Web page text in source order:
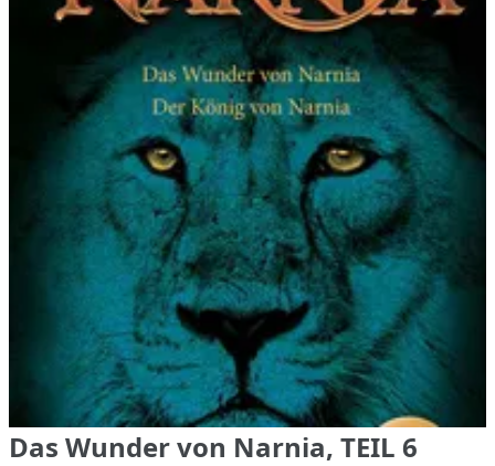
Das Wunder von Narnia, TEIL 6